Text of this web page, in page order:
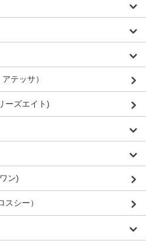
テッサ）
ーズエイト)
ン)
シー）